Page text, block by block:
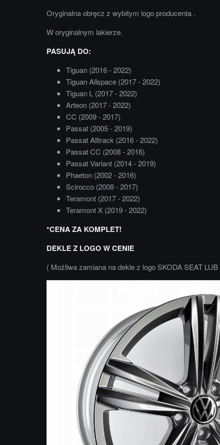
Oryginalna obręcz z wybitym logo producenta .
W oryginalnym lakierze.
PASUJĄ DO:
Tiguan (2016 - 2022)
Tiguan Allspace (2017 - 2022)
Tiguan L (2017 - 2022)
Arteon (2017 - 2022)
CC (2009 - 2017)
Passat (2005 - 2019)
Passat Alltrack (2016 - 2022)
Passat CC (2008 - 2016)
Passat Variant (2014 - 2019)
Phaeton (2002 - 2016)
Scirocco (2008 - 2017)
Teramont (2017 - 2022)
Teramont X (2019 - 2022)
*CENA ZA KOMPLET!
DEKLE Z LOGO W CENIE
( Możliwa zamiana na dekle z logo SKODA SEAT LUB